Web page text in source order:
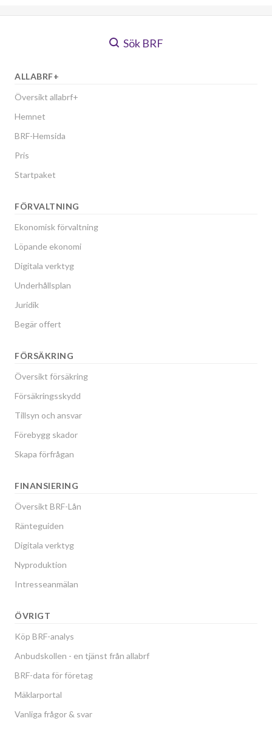
Sök BRF
ALLABRF+
Översikt allabrf+
Hemnet
BRF-Hemsida
Pris
Startpaket
FÖRVALTNING
Ekonomisk förvaltning
Löpande ekonomi
Digitala verktyg
Underhållsplan
Juridik
Begär offert
FÖRSÄKRING
Översikt försäkring
Försäkringsskydd
Tillsyn och ansvar
Förebygg skador
Skapa förfrågan
FINANSIERING
Översikt BRF-Lån
Ränteguiden
Digitala verktyg
Nyproduktion
Intresseanmälan
ÖVRIGT
Köp BRF-analys
Anbudskollen - en tjänst från allabrf
BRF-data för företag
Mäklarportal
Vanliga frågor & svar